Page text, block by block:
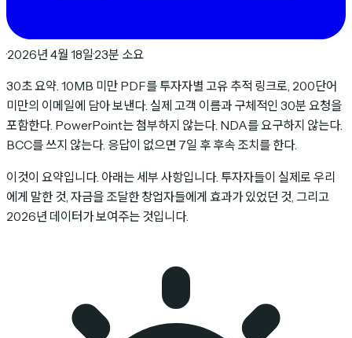
·2026년 4월 18일·23분 소요
30초 요약. 10MB 미만 PDF를 투자자별 고유 추적 링크로, 200단어
미만의 이메일에 담아 보낸다. 실제 고객 이름과 구체적인 30분 요청을
포함한다. PowerPoint는 첨부하지 않는다. NDA를 요구하지 않는다.
BCC를 쓰지 않는다. 응답이 없으면 7일 후 후속 조치를 한다.
이것이 요약입니다. 아래는 세부 사항입니다. 투자자들이 실제로 우리
에게 말한 것, 자금을 조달한 창업자들에게 효과가 있었던 것, 그리고
2026년 데이터가 보여주는 것입니다.